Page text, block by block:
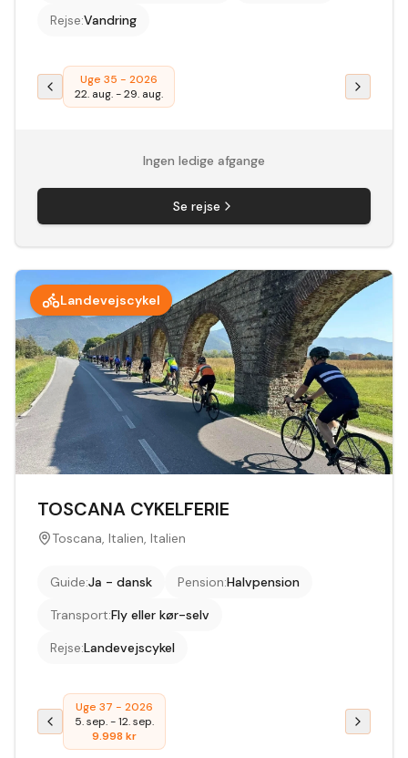
Rejse:Vandring
Uge 35 - 2026
22. aug.-29. aug.
Ingen ledige afgange
Se rejse
Landevejscykel
TOSCANA CYKELFERIE
Toscana, Italien, Italien
Guide:Ja - dansk Pension:Halvpension
Transport:Fly eller kør-selv
Rejse:Landevejscykel
Uge 37 - 2026
5. sep.-12. sep.
9.998 kr